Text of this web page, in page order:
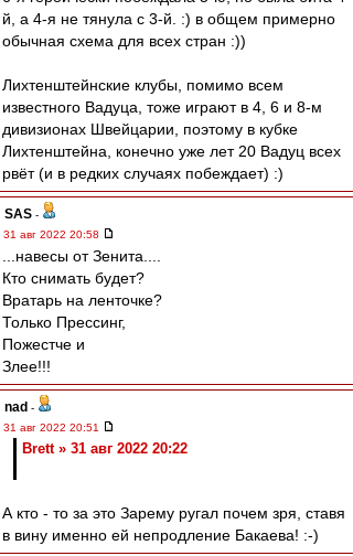
й, а 4-я не тянула с 3-й. :) в общем примерно
обычная схема для всех стран :))
Лихтенштейнские клубы, помимо всем
известного Вадуца, тоже играют в 4, 6 и 8-м
дивизионах Швейцарии, поэтому в кубке
Лихтенштейна, конечно уже лет 20 Вадуц всех
рвёт (и в редких случаях побеждает) :)
SAS -
31 авг 2022 20:58
...навесы от Зенита....
Кто снимать будет?
Вратарь на ленточке?
Только Прессинг,
Пожестче и
Злее!!!
nad -
31 авг 2022 20:51
Brett » 31 авг 2022 20:22
А кто - то за это Зарему ругал почем зря, ставя
в вину именно ей непродление Бакаева! :-)